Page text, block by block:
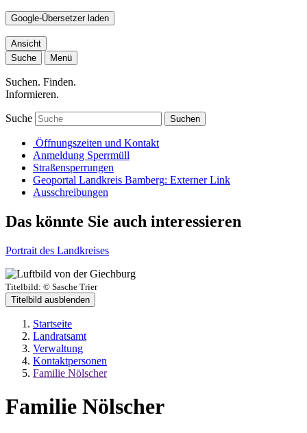
Google-Übersetzer laden
Ansicht
Suche
Menü
Suchen. Finden.
Informieren.
Suche Suchen
Öffnungszeiten und Kontakt
Anmeldung Sperrmüll
Straßensperrungen
Geoportal Landkreis Bamberg: Externer Link
Ausschreibungen
Das könnte Sie auch interessieren
Portrait des Landkreises
Titelbild: © Sasche Trier
Titelbild ausblenden
Startseite
Landratsamt
Verwaltung
Kontaktpersonen
Familie Nölscher
Familie Nölscher